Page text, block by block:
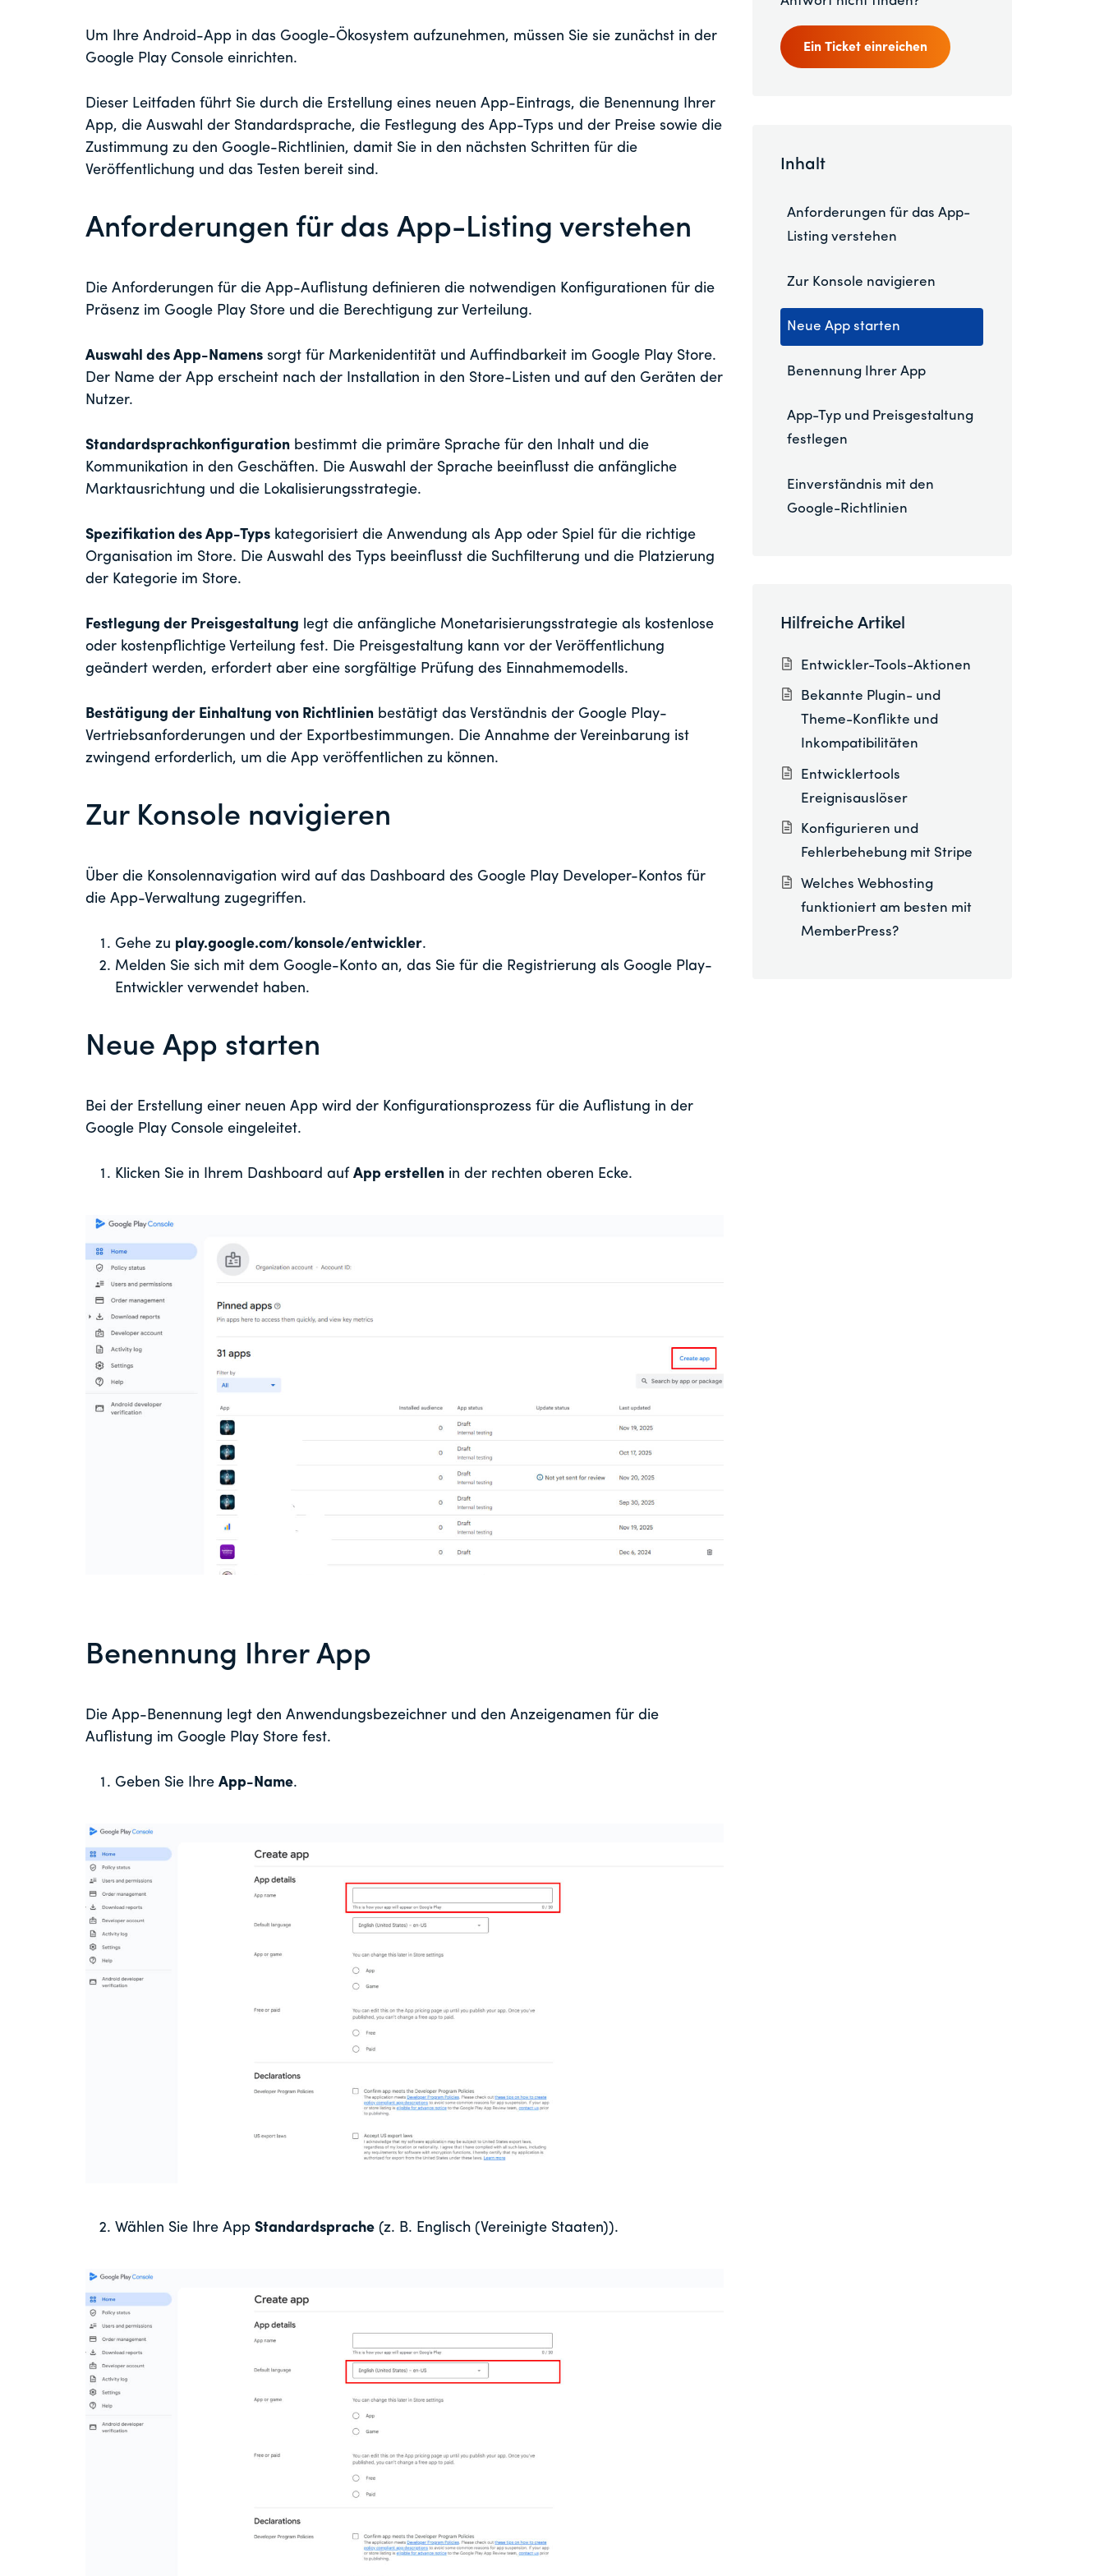
Um Ihre Android-App in das Google-Ökosystem aufzunehmen, müssen Sie sie zunächst in der
Google Play Console einrichten.
Dieser Leitfaden führt Sie durch die Erstellung eines neuen App-Eintrags, die Benennung Ihrer
App, die Auswahl der Standardsprache, die Festlegung des App-Typs und der Preise sowie die
Zustimmung zu den Google-Richtlinien, damit Sie in den nächsten Schritten für die
Veröffentlichung und das Testen bereit sind.
Anforderungen für das App-Listing verstehen
Die Anforderungen für die App-Auflistung definieren die notwendigen Konfigurationen für die
Präsenz im Google Play Store und die Berechtigung zur Verteilung.
Auswahl des App-Namenssorgt für Markenidentität und Auffindbarkeit im Google Play Store.
Der Name der App erscheint nach der Installation in den Store-Listen und auf den Geräten der
Nutzer.
Standardsprachkonfigurationbestimmt die primäre Sprache für den Inhalt und die
Kommunikation in den Geschäften. Die Auswahl der Sprache beeinflusst die anfängliche
Marktausrichtung und die Lokalisierungsstrategie.
Spezifikation des App-Typskategorisiert die Anwendung als App oder Spiel für die richtige
Organisation im Store. Die Auswahl des Typs beeinflusst die Suchfilterung und die Platzierung
der Kategorie im Store.
Festlegung der Preisgestaltung legt die anfängliche Monetarisierungsstrategie als kostenlose
oder kostenpflichtige Verteilung fest. Die Preisgestaltung kann vor der Veröffentlichung
geändert werden, erfordert aber eine sorgfältige Prüfung des Einnahmemodells.
Bestätigung der Einhaltung von Richtlinienbestätigt das Verständnis der Google Play-
Vertriebsanforderungen und der Exportbestimmungen. Die Annahme der Vereinbarung ist
zwingend erforderlich, um die App veröffentlichen zu können.
Zur Konsole navigieren
Über die Konsolennavigation wird auf das Dashboard des Google Play Developer-Kontos für
die App-Verwaltung zugegriffen.
Gehe zu play.google.com/konsole/entwickler.
Melden Sie sich mit dem Google-Konto an, das Sie für die Registrierung als Google Play-
Entwickler verwendet haben.
Neue App starten
Bei der Erstellung einer neuen App wird der Konfigurationsprozess für die Auflistung in der
Google Play Console eingeleitet.
Klicken Sie in Ihrem Dashboard auf App erstellenin der rechten oberen Ecke.
Benennung Ihrer App
Die App-Benennung legt den Anwendungsbezeichner und den Anzeigenamen für die
Auflistung im Google Play Store fest.
Geben Sie Ihre App-Name.
Wählen Sie Ihre App Standardsprache(z. B. Englisch (Vereinigte Staaten)).
Ein Ticket einreichen
Inhalt
Anforderungen für das App-
Listing verstehen
Zur Konsole navigieren
Neue App starten
Benennung Ihrer App
App-Typ und Preisgestaltung
festlegen
Einverständnis mit den
Google-Richtlinien
Hilfreiche Artikel
Entwickler-Tools-Aktionen
Bekannte Plugin- und
Theme-Konflikte und
Inkompatibilitäten
Entwicklertools
Ereignisauslöser
Konfigurieren und
Fehlerbehebung mit Stripe
Welches Webhosting
funktioniert am besten mit
MemberPress?